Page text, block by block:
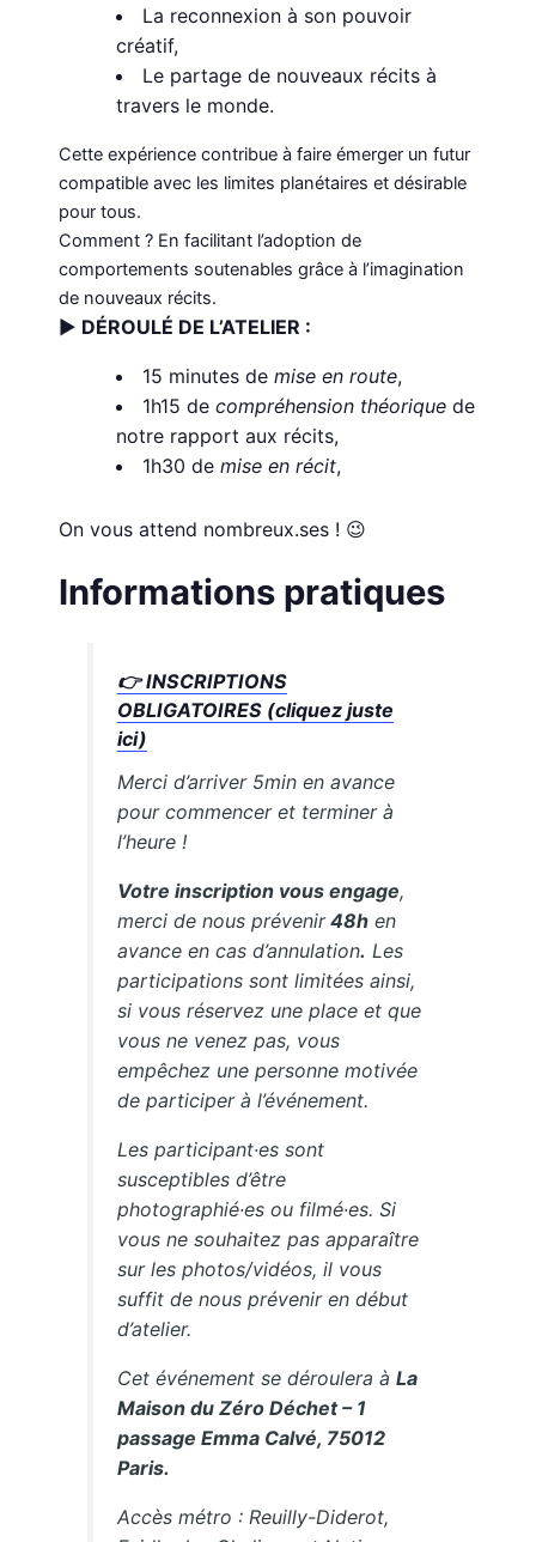
La reconnexion à son pouvoir
créatif,
Le partage de nouveaux récits à
travers le monde.
Cette expérience contribue à faire émerger un futur
compatible avec les limites planétaires et désirable
pour tous.
Comment ? En facilitant l’adoption de
comportements soutenables grâce à l’imagination
de nouveaux récits.
► DÉROULÉ DE L’ATELIER :
15 minutes demise en route,
1h15 decompréhension théorique de
notre rapport aux récits,
1h30 demise en récit,
On vous attend nombreux.ses ! 😉
Informations pratiques
👉INSCRIPTIONS
OBLIGATOIRES (cliquez juste
ici)
Merci d’arriver 5min en avance
pour commencer et terminer à
l’heure !
Votre inscription vous engage,
merci de nous prévenir48h en
avance en cas d’annulation. Les
participations sont limitées ainsi,
si vous réservez une place et que
vous ne venez pas, vous
empêchez une personne motivée
de participer à l’événement.
Les participant·es sont
susceptibles d’être
photographié·es ou filmé·es. Si
vous ne souhaitez pas apparaître
sur les photos/vidéos, il vous
suffit de nous prévenir en début
d’atelier.
Cet événement se déroulera àLa
Maison du Zéro Déchet – 1
passage Emma Calvé, 75012
Paris.
Accès métro : Reuilly-Diderot,